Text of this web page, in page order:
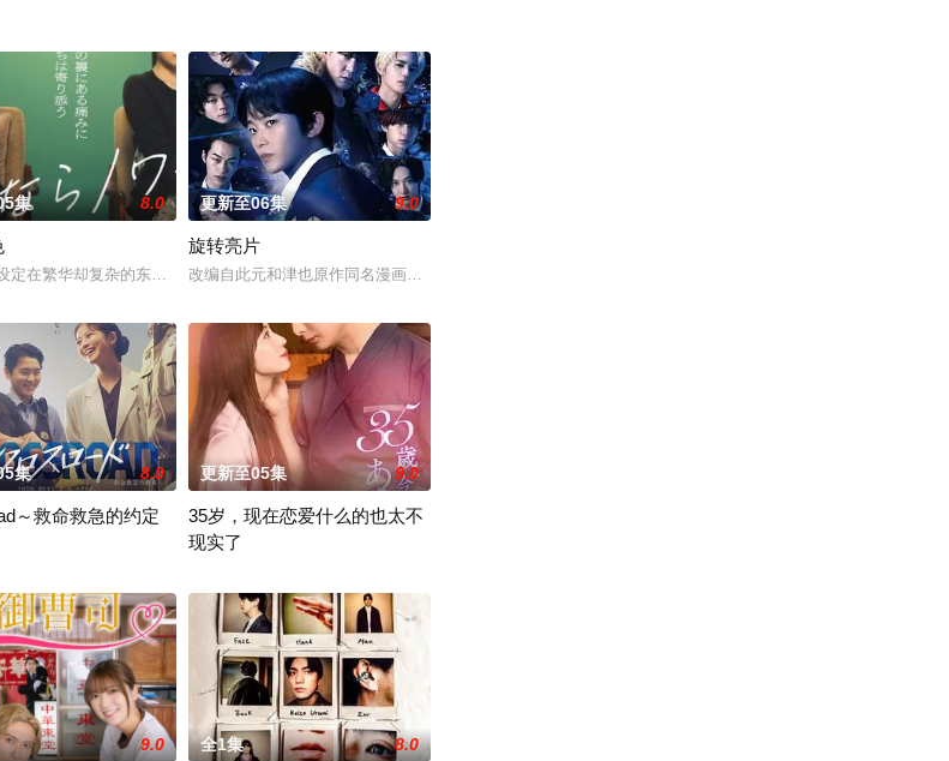
伯千晴（杢代和人 饰）因共同的电影爱好而结缘。在千晴告白后，两人约定利用暑假进
集 8.0
定在繁华却复杂的东京池袋地区。西池袋警署新设立了“犯罪受害者支援室”，在这里，警察们将贴身陪伴遭遇各类案件的受害者
更新至06集 9.0
旋转亮片
改编自此元和津也原作同名漫画。不起眼的高中生三井宏太在好友内新次郎的邀请下加入了钓鱼部。虽然听说
结识了性格偏执、与“可爱”毫不搭边的角色设计
发行量已达20万部。不得志的作家·吉田政宗（中泽元纪 饰）误以为自己与交往了
集 8.0
～救命救急的约定
更新至05集 9.0
35岁，现在恋爱什么的也太不
现实了
9.0 全1集 8.0